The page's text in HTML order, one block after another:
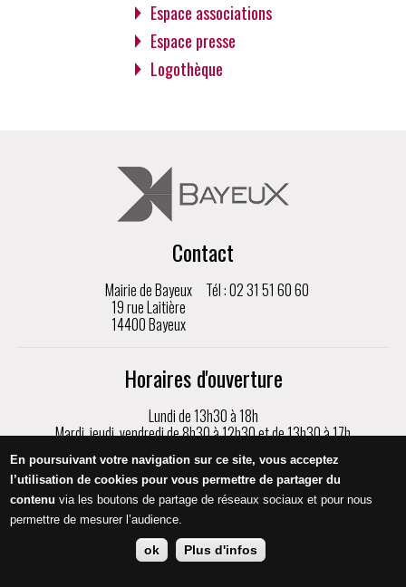
Espace associations
Espace presse
Logothèque
Contact
Mairie de Bayeux
19 rue Laitière
14400 Bayeux
Tél : 02 31 51 60 60
Horaires d'ouverture
Lundi de 13h30 à 18h
Mardi, jeudi, vendredi de 8h30 à 12h30 et de 13h30 à 17h
Mercredi de 8h30 à 17h
Samedi de 9h à 12h, sur rendez-vous uniquement
En poursuivant votre navigation sur ce site, vous acceptez
l’utilisation de cookies pour vous permettre de partager du
contenuvia les boutons de partage de réseaux sociaux et pour nous
permettre de mesurer l’audience.
ok Plus d'infos